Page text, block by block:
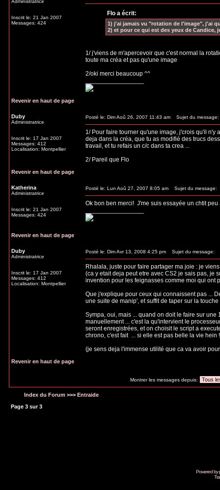
Administratrice
Inscrit le: 21 Jan 2007
Messages: 424
Flo a écrit:
1) j'ai jamais vu "rotation de l'image", j'ai
2) et pour ce qui est des yeux de Candice,
1/ j'viens de m'apercevoir que c'est normal la
toute ma créa et pas qu'une image
2/oki merci beaucoup ^^
Revenir en haut de page
Duby
Administratrice
Inscrit le: 17 Jan 2007
Messages: 412
Localisation: Montpellier
Posté le: Dim Aoû 26, 2007 11:43 am Sujet du message:
1/ Pour faire tourner qu'une image, j'crois qu'il
deja dans la créa, que tu as modifié des trucs
travail, et tu refais un c/c dans ta crea ...
2/ Pareil que Flo
Revenir en haut de page
Katherina
Administratrice
Inscrit le: 21 Jan 2007
Messages: 424
Posté le: Lun Aoû 27, 2007 8:05 am Sujet du message:
Ok bon ben merci! J'me suis essayée un chtit
Revenir en haut de page
Duby
Administratrice
Inscrit le: 17 Jan 2007
Messages: 412
Localisation: Montpellier
Posté le: Dim Avr 13, 2008 4:25 pm Sujet du message:
Rhalala, juste pour faire partager ma joie : je
(ca y etait deja peut etre avec CS2 je sais pas, je
invention pour les feignasses comme moi qui ont
Que j'explique pour ceux qui connaissent pas ...
une suite de manip', et suffit de taper sur la
Sympa, oui, mais ... quand on doit le faire sur
manuellement ... c'est la qu'intervient le
seront enregistrées, et on choisit le script a
chrono, c'est fait ... si elle est pas belle la vie hein !
(je sens deja l'immense utilité que ca va avoir
Revenir en haut de page
Montrer les messages depuis:
Index du Forum >>> Entraide
Page 3 sur3
Powered by